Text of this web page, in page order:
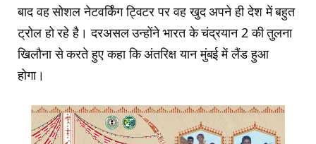
बाद वह सोशल नेटवर्किंग ट्विटर पर वह खुद अपने ही देश में बहुत
ट्रोल हो रहे है। दरअसल उन्होंने भारत के चंद्रयान 2 की तुलना
खिलौना से करते हुए कहा कि अंतरिक्ष यान मुंबई में लैंड हुआ
होगा।